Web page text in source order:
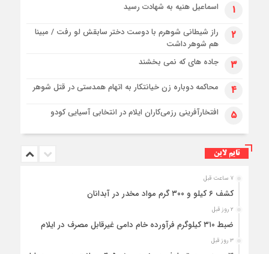
۱ اسماعیل هنیه به شهادت رسید
۲
راز شیطانی شوهرم با دوست دختر سابقش لو رفت / مبینا
هم شوهر داشت
۳ جاده های که نمی بخشند
۴ محاکمه دوباره زن خیانتکار به اتهام همدستی در قتل شوهر
۵ افتخارآفرینی رزمی‌کاران ایلام در انتخابی آسیایی کودو
تایم لاین
۷ ساعت قبل
کشف ۶ کیلو و ۳۰۰ گرم مواد مخدر در آبدانان
۲ روز قبل
ضبط ۳۱۰ کیلوگرم فرآورده خام دامی غیرقابل مصرف در ایلام
۳ روز قبل